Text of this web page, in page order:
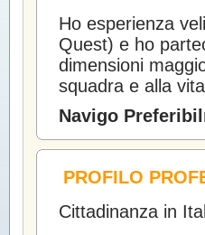
Ho esperienza
Quest) e ho
dimensioni
squadra e alla
Navigo
PROFILO
Cittadinanza in